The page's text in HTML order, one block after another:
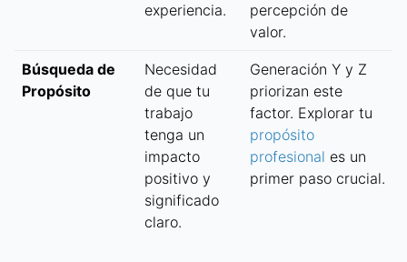
experiencia.
percepción de
valor.
Búsqueda de
Propósito
Necesidad
de que tu
trabajo
tenga un
impacto
positivo y
significado
claro.
Generación Y y Z
priorizan este
factor. Explorar tu
propósito
profesional es un
primer paso crucial.